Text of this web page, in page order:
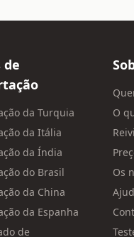
de
da Turquia
da Itália
da Índia
do Brasil
da China
da Espanha
de
O
Os